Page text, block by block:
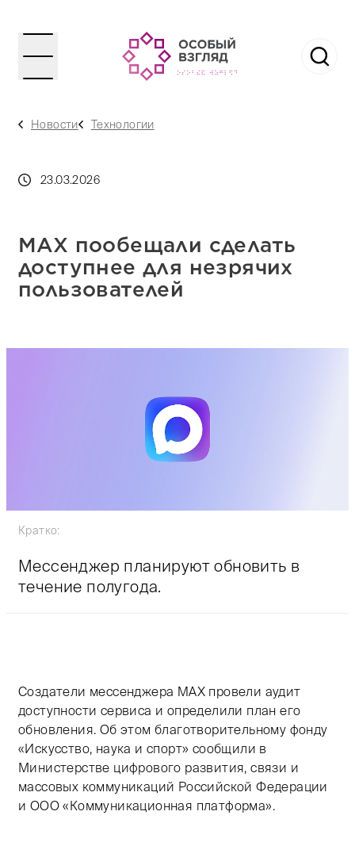
Новости Технологии
23.03.2026
MAX пообещали сделать
доступнее для незрячих
пользователей
Кратко:
Мессенджер планируют обновить в
течение полугода.
Создатели мессенджера MAX провели аудит
доступности сервиса и определили план его
обновления. Об этом благотворительному фонду
«Искусство, наука и спорт» сообщили в
Министерстве цифрового развития, связи и
массовых коммуникаций Российской Федерации
и ООО «Коммуникационная платформа».